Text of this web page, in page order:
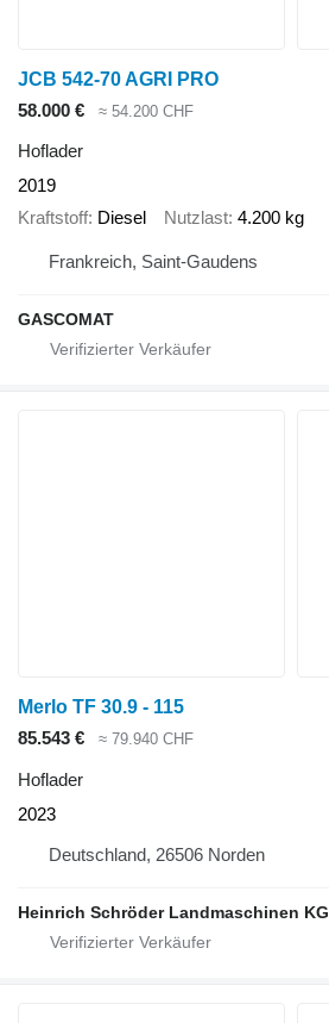
JCB 542-70 AGRI PRO
58.000 €
≈ 54.200 CHF
Hoflader
2019
Kraftstoff Diesel Nutzlast 4.200 kg
Frankreich, Saint-Gaudens
GASCOMAT
Merlo TF 30.9 - 115
85.543 €
≈ 79.940 CHF
Hoflader
2023
Deutschland, 26506 Norden
Heinrich Schröder Landmaschinen KG